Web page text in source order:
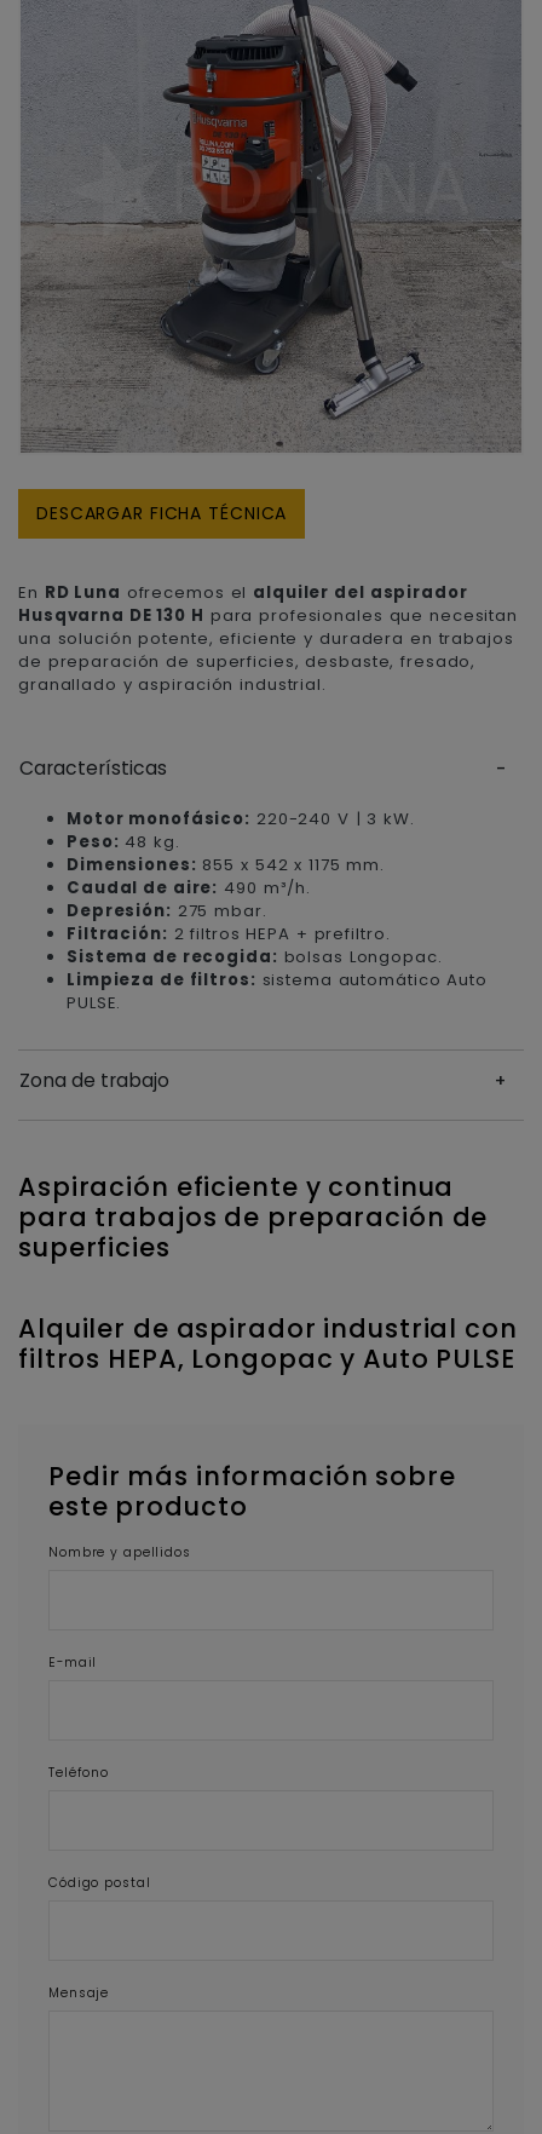
DESCARGAR FICHA TÉCNICA
En RD Luna ofrecemos el alquiler del aspirador
Husqvarna DE 130 H para profesionales que necesitan
una solución potente, eficiente y duradera en trabajos
de preparación de superficies, desbaste, fresado,
granallado y aspiración industrial.
Características
Motor monofásico: 220-240 V | 3 kW.
Peso: 48 kg.
Dimensiones: 855 x 542 x 1175 mm.
Caudal de aire: 490 m³/h.
Depresión: 275 mbar.
Filtración: 2 filtros HEPA + prefiltro.
Sistema de recogida: bolsas Longopac.
Limpieza de filtros: sistema automático Auto
PULSE.
Zona de trabajo
Aspiración eficiente y continua
para trabajos de preparación de
superficies
Alquiler de aspirador industrial con
filtros HEPA, Longopac y Auto PULSE
Pedir más información sobre
este producto
Nombre y apellidos
E-mail
Teléfono
Código postal
Mensaje